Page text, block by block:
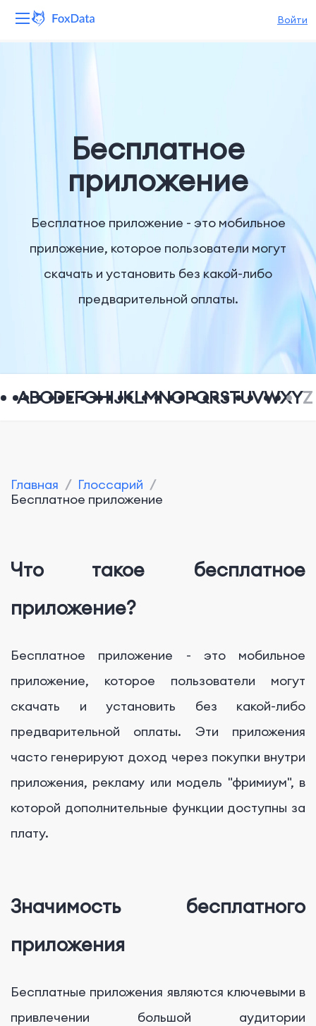
Войти
Решения
Ресурсы
Бесплатное
приложение
Бесплатное приложение - это мобильное
приложение, которое пользователи могут
скачать и установить без какой-либо
предварительной оплаты.
ABCDEFGHIJKLMNOPQRSTUVWXYZ
Главная / Глоссарий /
Бесплатное приложение
Что такое бесплатное
приложение?
Бесплатное приложение - это мобильное
приложение, которое пользователи могут
скачать и установить без какой-либо
предварительной оплаты. Эти приложения
часто генерируют доход через покупки внутри
приложения, рекламу или модель "фримиум", в
которой дополнительные функции доступны за
плату.
Значимость бесплатного
приложения
Бесплатные приложения являются ключевыми в
привлечении большой аудитории